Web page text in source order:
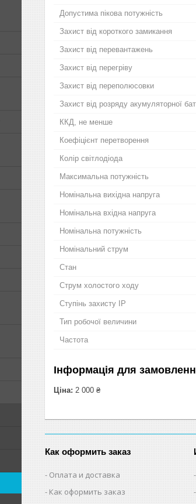
Допустима пікова потужність
Захист від короткого замикання
Захист від перевантажень
Захист від перегріву
Захист від переполюсовки
Захист від розряду акумуляторної
ККД, не менше
Коефіцієнт перетворення
Колір світлодіода
Максимальна потужність
Номінальна вихідна напруга
Номінальна вхідна напруга
Номінальна потужність
Номінальний струм
Стан
Струм холостого ходу
Ступінь захисту IP
Тип робочої величини
Частота
Інформація для
Ціна: 2 000 ₴
Как оформить заказ
Оплата и доставка
Как оформить заказ